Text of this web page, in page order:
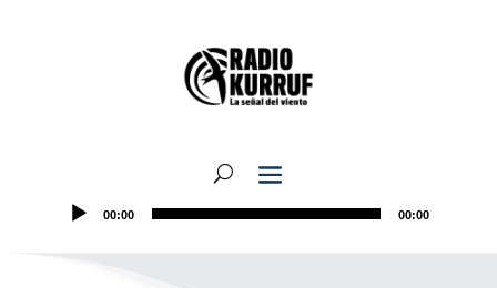
00:00 00:00